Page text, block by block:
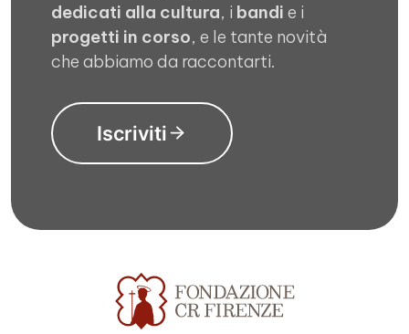
dedicati alla cultura, i bandi e i
progetti in corso, e le tante novità
che abbiamo da raccontarti.
Iscriviti